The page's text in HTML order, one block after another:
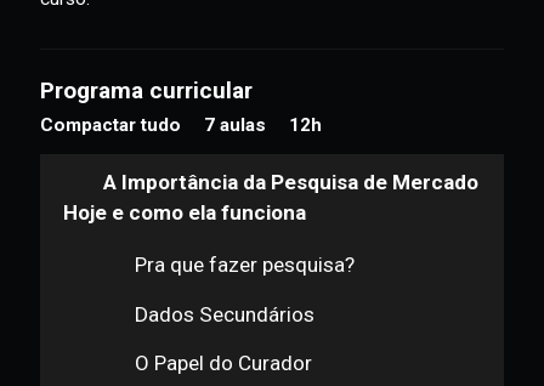
Após início, o aluno tem até 60 dias para finalizar este
curso.
Programa curricular
Compactar tudo 7 aulas 12h
A Importância da Pesquisa de Mercado